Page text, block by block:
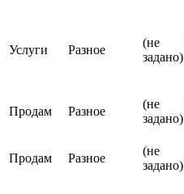
Услуги Разное
(не
задано)
Продам Разное
(не
задано)
Продам Разное
(не
задано)